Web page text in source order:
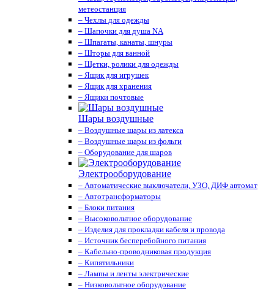
метеостанция
– Чехлы для одежды
– Шапочки для душа NA
– Шпагаты, канаты, шнуры
– Шторы для ванной
– Щетки, ролики для одежды
– Ящик для игрушек
– Ящик для хранения
– Ящики почтовые
Шары воздушные
– Воздушные шары из латекса
– Воздушные шары из фольги
– Оборудование для шаров
Электрооборудование
– Автоматические выключатели, УЗО, ДИФ автомат
– Автотрансформаторы
– Блоки питания
– Высоковольтное оборудование
– Изделия для прокладки кабеля и провода
– Источник бесперебойного питания
– Кабельно-проводниковая продукция
– Кипятильники
– Лампы и ленты электрические
– Низковольтное оборудование